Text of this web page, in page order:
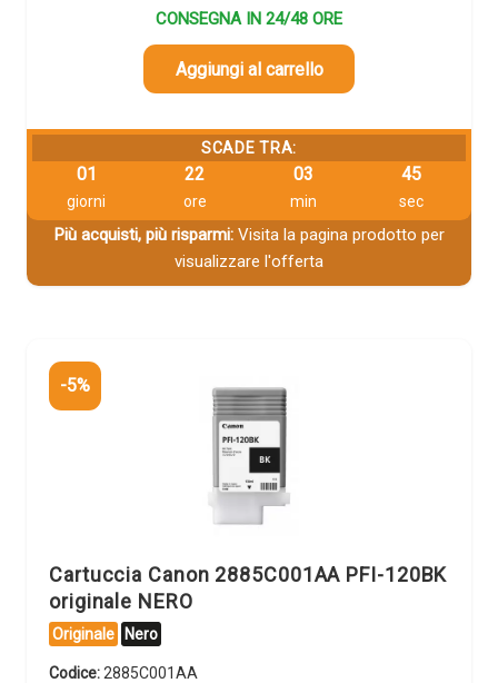
CONSEGNA IN 24/48 ORE
Aggiungi al carrello
SCADE TRA:
01
giorni
22
ore
03
min
44
sec
Più acquisti, più risparmi:Visita la pagina prodotto per
visualizzare l'offerta
-5%
Cartuccia Canon 2885C001AA PFI-120BK
originale NERO
Originale Nero
Codice: 2885C001AA